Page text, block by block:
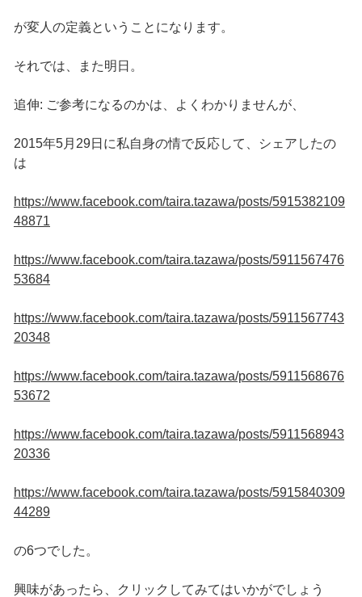
が変人の定義ということになります。
それでは、また明日。
追伸: ご参考になるのかは、よくわかりませんが、
2015年5月29日に私自身の情で反応して、シェアしたの
は
https://www.facebook.com/taira.tazawa/posts/5915382109
48871
https://www.facebook.com/taira.tazawa/posts/5911567476
53684
https://www.facebook.com/taira.tazawa/posts/5911567743
20348
https://www.facebook.com/taira.tazawa/posts/5911568676
53672
https://www.facebook.com/taira.tazawa/posts/5911568943
20336
https://www.facebook.com/taira.tazawa/posts/5915840309
44289
の6つでした。
興味があったら、クリックしてみてはいかがでしょう